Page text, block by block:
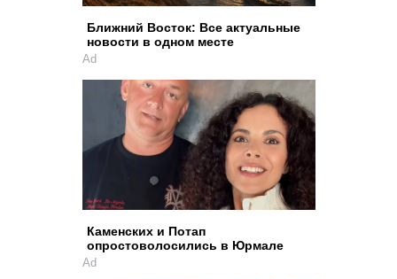
Ближний Восток: Все актуальные
новости в одном месте
Ad
Каменских и Потап
опростоволосились в Юрмале
Ad